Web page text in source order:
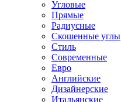
Угловые
Прямые
Радиусные
Скошенные углы
Стиль
Современные
Евро
Английские
Дизайнерские
Итальянские